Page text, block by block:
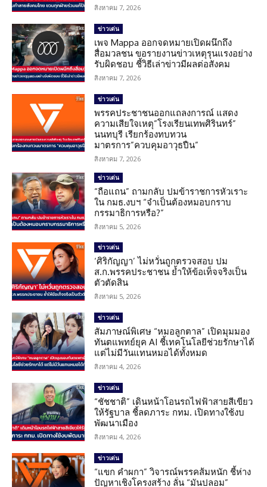
สิงหาคม 7, 2026
ข่าวเด่น
เพจ Mappa ออกจดหมายเปิดผนึกถึง
สื่อมวลชน ขอรายงานข่าวเหตุรุนแรงอย่าง
รับผิดชอบ ชี้วิธีเล่าข่าวมีผลต่อสังคม
สิงหาคม 7, 2026
ข่าวเด่น
พรรคประชาชนออกแถลงการณ์ แสดง
ความเสียใจเหตุ”โรงเรียนเทพศิรินทร์”
นนทบุรี เรียกร้องทบทวน
มาตรการ”ควบคุมอาวุธปืน”
สิงหาคม 7, 2026
ข่าวเด่น
“ถือแถน” ถามกลับ ปมข้าราชการหัวเราะ
ใน กมธ.งบฯ “จำเป็นต้องหมอบกราบ
กรรมาธิการหรือ?”
สิงหาคม 5, 2026
ข่าวเด่น
‘ศิริกัญญา’ ไม่หวั่นถูกตรวจสอบ ปม
ส.ก.พรรคประชาชน ย้ำให้ข้อเท็จจริงเป็น
ตัวตัดสิน
สิงหาคม 5, 2026
ข่าวเด่น
สัมภาษณ์พิเศษ “หมอลูกตาล” เปิดมุมมอง
ทันตแพทย์ยุค AI ชี้เทคโนโลยีช่วยรักษาได้
แต่ไม่มีวันแทนหมอได้ทั้งหมด
สิงหาคม 4, 2026
ข่าวเด่น
“ชัชชาติ” เดินหน้าโอนรถไฟฟ้าสายสีเขียว
ให้รัฐบาล ชี้ลดภาระ กทม. เปิดทางใช้งบ
พัฒนาเมือง
สิงหาคม 4, 2026
ข่าวเด่น
“แขก คำผกา” วิจารณ์พรรคส้มหนัก ชี้ห่าง
ปัญหาเชิงโครงสร้าง ลั่น “มันปลอม”